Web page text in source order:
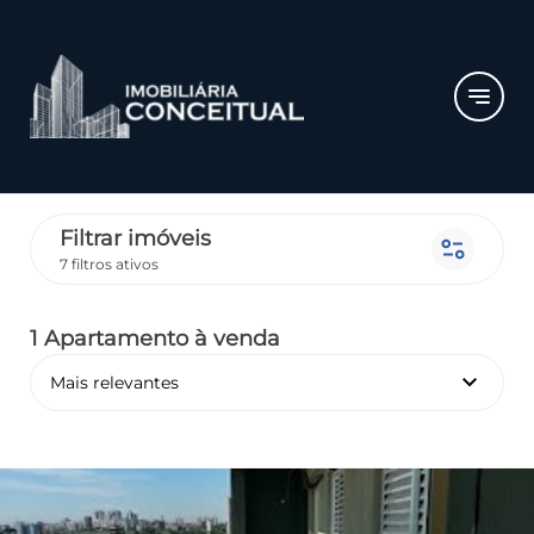
notes
Filtrar imóveis
7 filtros ativos page_info
1 Apartamento à venda
Mais relevantes keyboard_arrow_down